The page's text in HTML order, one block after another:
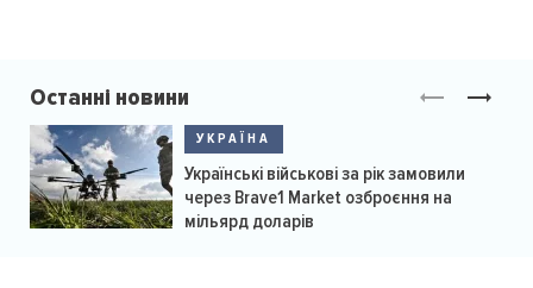
Останні новини
УКРАЇНА
Українські військові за рік замовили
через Brave1 Market озброєння на
мільярд доларів